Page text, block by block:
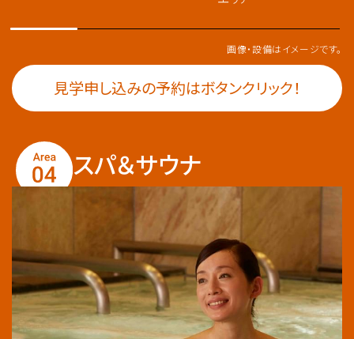
画像・設備はイメージです。
見学申し込みの予約はボタンクリック！
スパ＆サウナ